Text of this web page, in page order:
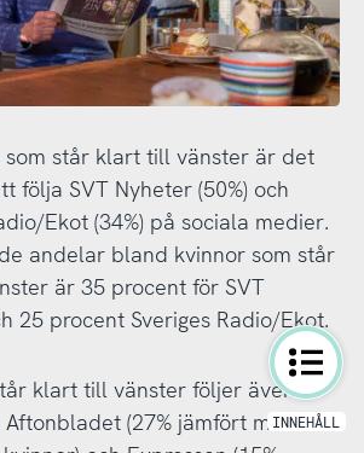
som står klart till vänster är det
följa SVT Nyheter (50%) och
Ekot (34%) på sociala medier.
andelar bland kvinnor som står
är 35 procent för SVT
25 procent Sveriges Radio/Ekot.
klart till vänster följer även i
Aftonbladet (27% jämfört med